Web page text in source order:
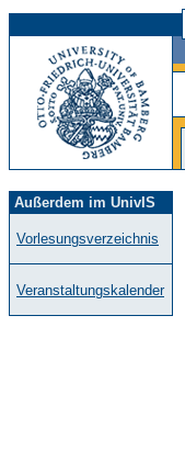
Außerdem im UnivIS
Vorlesungsverzeichnis
Veranstaltungskalender